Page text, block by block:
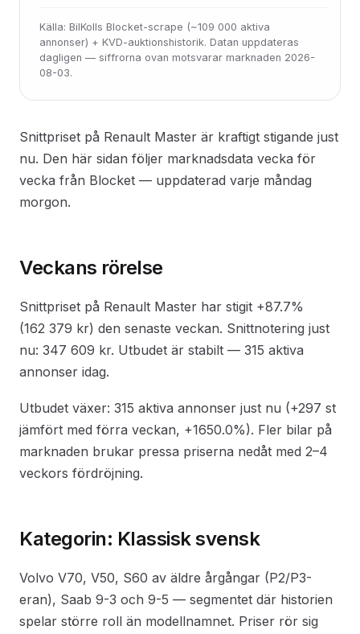
Källa: BilKolls Blocket-scrape (~109 000 aktiva
annonser) + KVD-auktionshistorik. Datan uppdateras
dagligen — siffrorna ovan motsvarar marknaden 2026-
08-03.
Snittpriset på Renault Master är kraftigt stigande just
nu. Den här sidan följer marknadsdata vecka för
vecka från Blocket — uppdaterad varje måndag
morgon.
Veckans rörelse
Snittpriset på Renault Master har stigit +87.7%
(162 379 kr) den senaste veckan. Snittnotering just
nu: 347 609 kr. Utbudet är stabilt — 315 aktiva
annonser idag.
Utbudet växer: 315 aktiva annonser just nu (+297 st
jämfört med förra veckan, +1650.0%). Fler bilar på
marknaden brukar pressa priserna nedåt med 2–4
veckors fördröjning.
Kategorin: Klassisk svensk
Volvo V70, V50, S60 av äldre årgångar (P2/P3-
eran), Saab 9-3 och 9-5 — segmentet där historien
spelar större roll än modellnamnet. Priser rör sig